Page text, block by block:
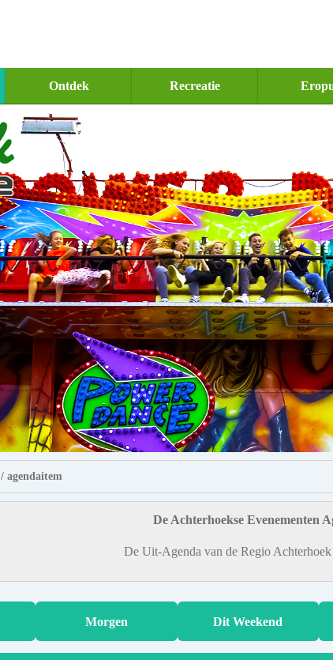
Ontdek Recreatie
/ agendaitem
De Achterhoekse Evenementen
De Uit-Agenda van de Regio
Morgen Dit Weekend